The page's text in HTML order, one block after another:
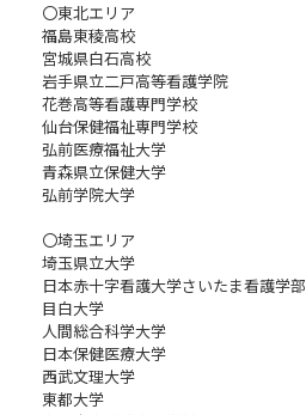
〇東北エリア
福島東稜高校
宮城県白石高校
岩手県立二戸高等看護学院
花巻高等看護専門学校
仙台保健福祉専門学校
弘前医療福祉大学
青森県立保健大学
弘前学院大学
〇埼玉エリア
埼玉県立大学
日本赤十字看護大学さいたま看護学部
目白大学
人間総合科学大学
日本保健医療大学
西武文理大学
東都大学